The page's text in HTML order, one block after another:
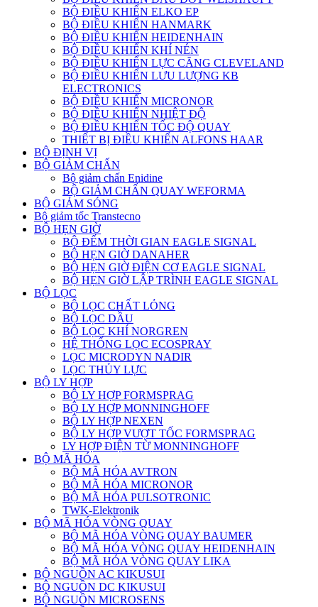
BỘ ĐIỀU KHIỂN ELKO EP
BỘ ĐIỀU KHIỂN HANMARK
BỘ ĐIỀU KHIỂN HEIDENHAIN
BỘ ĐIỀU KHIỂN KHÍ NÉN
BỘ ĐIỀU KHIỂN LỰC CĂNG CLEVELAND
BỘ ĐIỀU KHIỂN LƯU LƯỢNG KB
ELECTRONICS
BỘ ĐIỀU KHIỂN MICRONOR
BỘ ĐIỀU KHIỂN NHIỆT ĐỘ
BỘ ĐIỀU KHIỂN TỐC ĐỘ QUAY
THIẾT BỊ ĐIỀU KHIỂN ALFONS HAAR
BỘ ĐỊNH VỊ
BỘ GIẢM CHẤN
Bộ giảm chấn Enidine
BỘ GIẢM CHẤN QUAY WEFORMA
BỘ GIẢM SÓNG
Bộ giảm tốc Transtecno
BỘ HẸN GIỜ
BỘ ĐẾM THỜI GIAN EAGLE SIGNAL
BỘ HẸN GIỜ DANAHER
BỘ HẸN GIỜ ĐIỆN CƠ EAGLE SIGNAL
BỘ HẸN GIỜ LẬP TRÌNH EAGLE SIGNAL
BỘ LỌC
BỘ LỌC CHẤT LỎNG
BỘ LỌC DẦU
BỘ LỌC KHÍ NORGREN
HỆ THỐNG LỌC ECOSPRAY
LỌC MICRODYN NADIR
LỌC THỦY LỰC
BỘ LY HỢP
BỘ LY HỢP FORMSPRAG
BỘ LY HỢP MONNINGHOFF
BỘ LY HỢP NEXEN
BỘ LY HỢP VƯỢT TỐC FORMSPRAG
LY HỢP ĐIỆN TỪ MONNINGHOFF
BỘ MÃ HÓA
BỘ MÃ HÓA AVTRON
BỘ MÃ HÓA MICRONOR
BỘ MÃ HÓA PULSOTRONIC
TWK-Elektronik
BỘ MÃ HÓA VÒNG QUAY
BỘ MÃ HÓA VÒNG QUAY BAUMER
BỘ MÃ HÓA VÒNG QUAY HEIDENHAIN
BỘ MÃ HÓA VÒNG QUAY LIKA
BỘ NGUỒN AC KIKUSUI
BỘ NGUỒN DC KIKUSUI
BỘ NGUỒN MICROSENS